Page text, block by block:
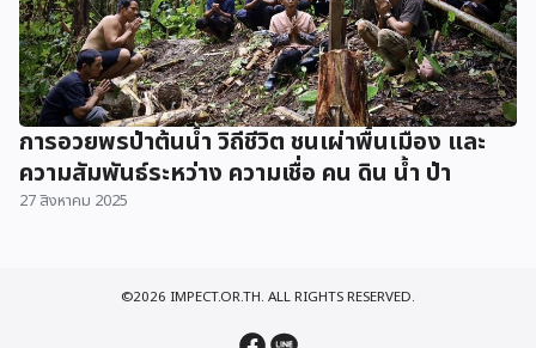
การอวยพรป่าต้นน้ำ วิถีชีวิต ชนเผ่าพื้นเมือง และ
ความสัมพันธ์ระหว่าง ความเชื่อ คน ดิน น้ำ ป่า
27 สิงหาคม 2025
©2026 IMPECT.OR.TH. ALL RIGHTS RESERVED.